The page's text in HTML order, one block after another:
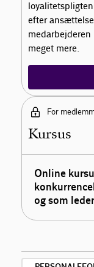
efter
meget mere.
For
Kursus
Online
og som